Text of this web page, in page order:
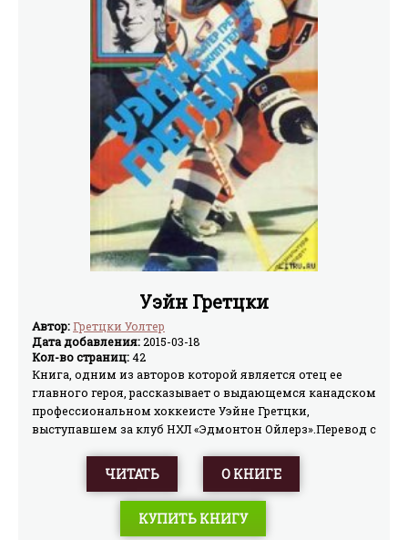
Уэйн Гретцки
Автор:Гретцки Уолтер
Дата добавления:2015-03-18
Кол-во страниц:42
Книга, одним из авторов которой является отец ее
главного героя, рассказывает о выдающемся канадском
профессиональном хоккеисте Уэйне Гретцки,
выступавшем за клуб НХЛ «Эдмонтон Ойлерз».Перевод с
ЧИТАТЬ О КНИГЕ
КУПИТЬ КНИГУ